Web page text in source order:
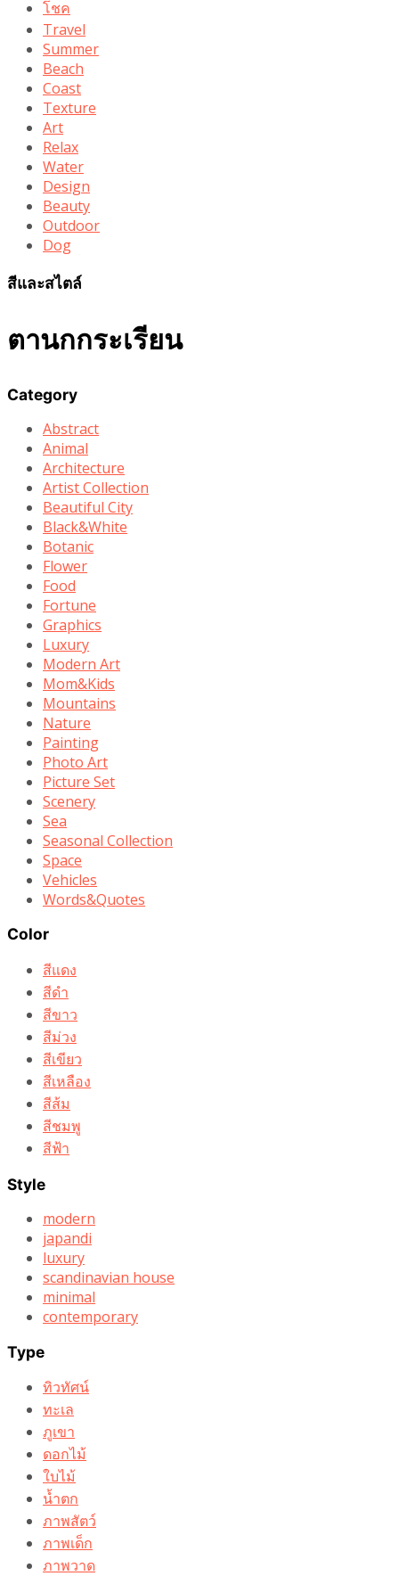
โชค
Travel
Summer
Beach
Coast
Texture
Art
Relax
Water
Design
Beauty
Outdoor
Dog
สีและสไตล์
ตานกกระเรียน
Category
Abstract
Animal
Architecture
Artist Collection
Beautiful City
Black&White
Botanic
Flower
Food
Fortune
Graphics
Luxury
Modern Art
Mom&Kids
Mountains
Nature
Painting
Photo Art
Picture Set
Scenery
Sea
Seasonal Collection
Space
Vehicles
Words&Quotes
Color
สีแดง
สีดำ
สีขาว
สีม่วง
สีเขียว
สีเหลือง
สีส้ม
สีชมพู
สีฟ้า
Style
modern
japandi
luxury
scandinavian house
minimal
contemporary
Type
ทิวทัศน์
ทะเล
ภูเขา
ดอกไม้
ใบไม้
น้ำตก
ภาพสัตว์
ภาพเด็ก
ภาพวาด